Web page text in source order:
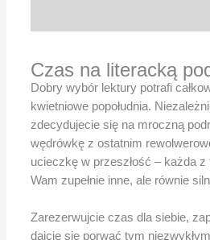
Czas na literacką
Dobry wybór lektury potrafi
kwietniowe popołudnia.
zdecydujecie się na mroczną
wędrówkę z ostatnim
ucieczkę w przeszłość – każda
Wam zupełnie inne, ale równie
Zarezerwujcie czas dla siebie,
dajcie się porwać tym